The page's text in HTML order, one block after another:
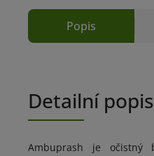
Popis
Detailní
Ambuprash je očistný